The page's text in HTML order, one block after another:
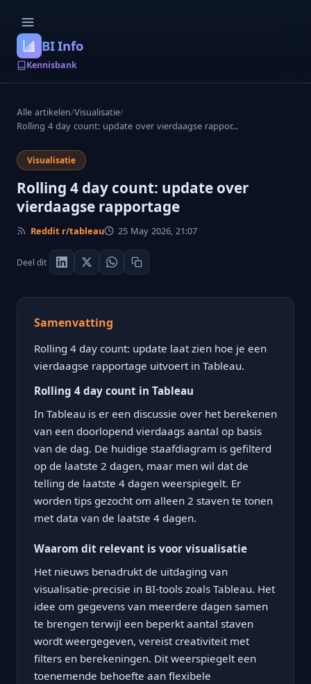
BI Info
Kennisbank
Alle artikelen/Visualisatie/
Rolling 4 day count: update over vierdaagse rappor...
Visualisatie
Rolling 4 day count: update over
vierdaagse rapportage
Reddit r/tableau 25 May 2026, 21:07
Deel dit
Samenvatting
Rolling 4 day count: update laat zien hoe je een
vierdaagse rapportage uitvoert in Tableau.
Rolling 4 day count in Tableau
In Tableau is er een discussie over het berekenen
van een doorlopend vierdaags aantal op basis
van de dag. De huidige staafdiagram is gefilterd
op de laatste 2 dagen, maar men wil dat de
telling de laatste 4 dagen weerspiegelt. Er
worden tips gezocht om alleen 2 staven te tonen
met data van de laatste 4 dagen.
Waarom dit relevant is voor visualisatie
Het nieuws benadrukt de uitdaging van
visualisatie-precisie in BI-tools zoals Tableau. Het
idee om gegevens van meerdere dagen samen
te brengen terwijl een beperkt aantal staven
wordt weergegeven, vereist creativiteit met
filters en berekeningen. Dit weerspiegelt een
toenemende behoefte aan flexibele